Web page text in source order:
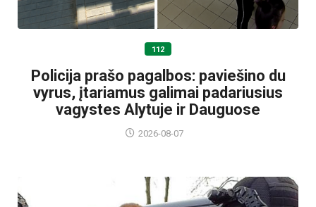
112
Policija prašo pagalbos: paviešino du
vyrus, įtariamus galimai padariusius
vagystes Alytuje ir Dauguose
2026-08-07